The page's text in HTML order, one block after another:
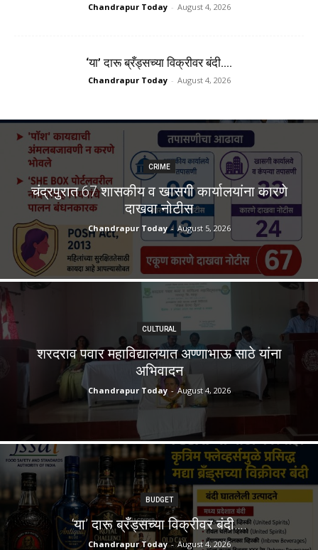
Chandrapur Today - August 4, 2026
‘या’ दारू ब्रँड्सच्या विक्रीवर बंदी….
Chandrapur Today - August 4, 2026
CRIME
चंद्रपुरात 67 शासकीय व खासगी कार्यालयांना कारणे
दाखवा नोटीस
Chandrapur Today - August 5, 2026
CULTURAL
शरदराव पवार महाविद्यालयात अण्णाभाऊ साठे यांना
अभिवादन
Chandrapur Today - August 4, 2026
BUDGET
‘या’ दारू ब्रँड्सच्या विक्रीवर बंदी….
Chandrapur Today - August 4, 2026